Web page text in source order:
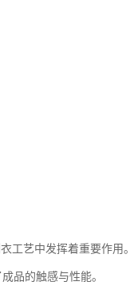
工艺中发挥着重要作用。
品的触感与性能。